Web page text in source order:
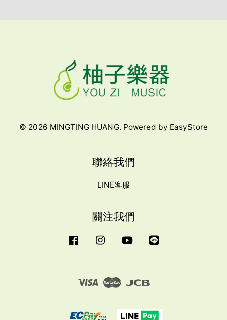
© 2026 MINGTING HUANG. Powered by EasyStore
聯絡我們
LINE客服
關注我們
FacebookInstagramYouTube
Visa Master JCB